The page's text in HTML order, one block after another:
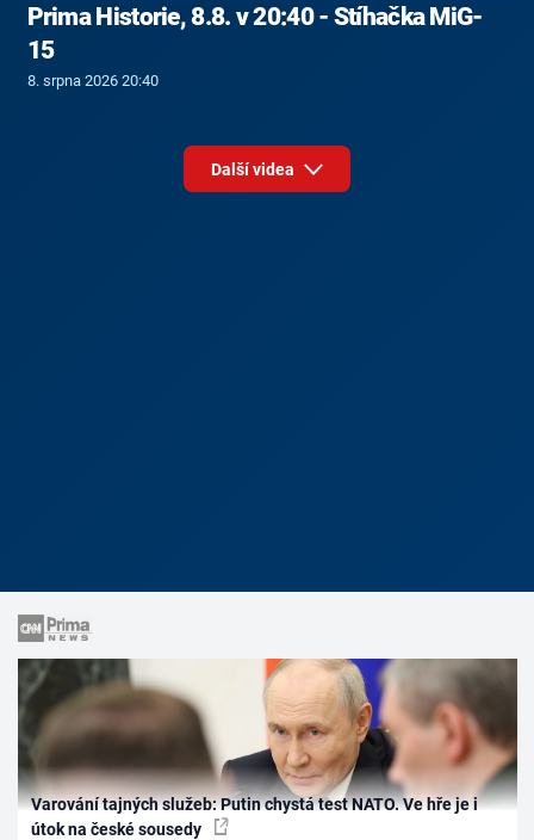
Prima Historie, 8.8. v 20:40 - Stíhačka MiG-
15
8. srpna 2026 20:40
Další videa
Varování tajných služeb: Putin chystá test NATO. Ve hře je i
útok na české sousedy